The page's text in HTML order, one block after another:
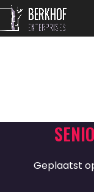
Geplaatst